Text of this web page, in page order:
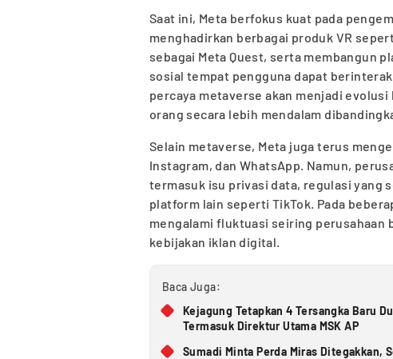
Saat ini, Meta berfokus kuat pada
menghadirkan berbagai produk VR
sebagai Meta Quest, serta membangun
sosial tempat pengguna dapat
percaya metaverse akan menjadi
orang secara lebih mendalam
Selain metaverse, Meta juga terus
Instagram, dan WhatsApp. Namun,
termasuk isu privasi data, regulasi yang
platform lain seperti TikTok. Pada
mengalami fluktuasi seiring perusahaan
kebijakan iklan digital.
Baca Juga:
Kejagung Tetapkan 4 Tersangka Baru
Termasuk Direktur Utama MSK AP
Sumadi Minta Perda Miras Ditegakkan,